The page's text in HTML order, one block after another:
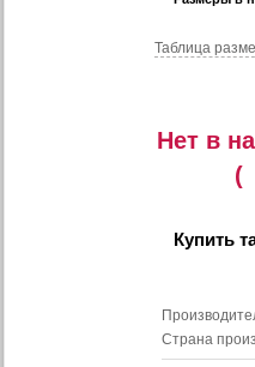
Таблица
Нет в
(
Купить
Страна